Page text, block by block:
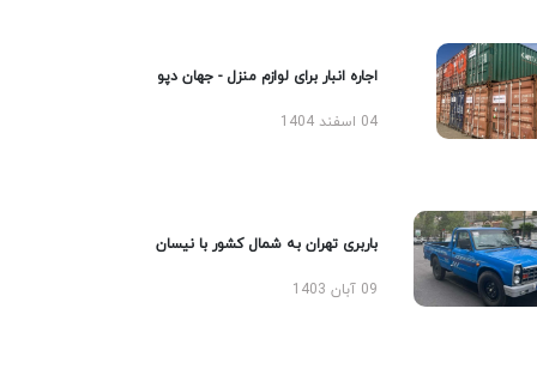
اجاره انبار برای لوازم منزل - جهان دپو
04 اسفند 1404
باربری تهران به شمال کشور با نیسان
09 آبان 1403